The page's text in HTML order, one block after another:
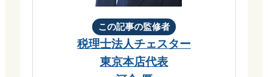
この記事の監修者
税理士法人チェスター
東京本店代表